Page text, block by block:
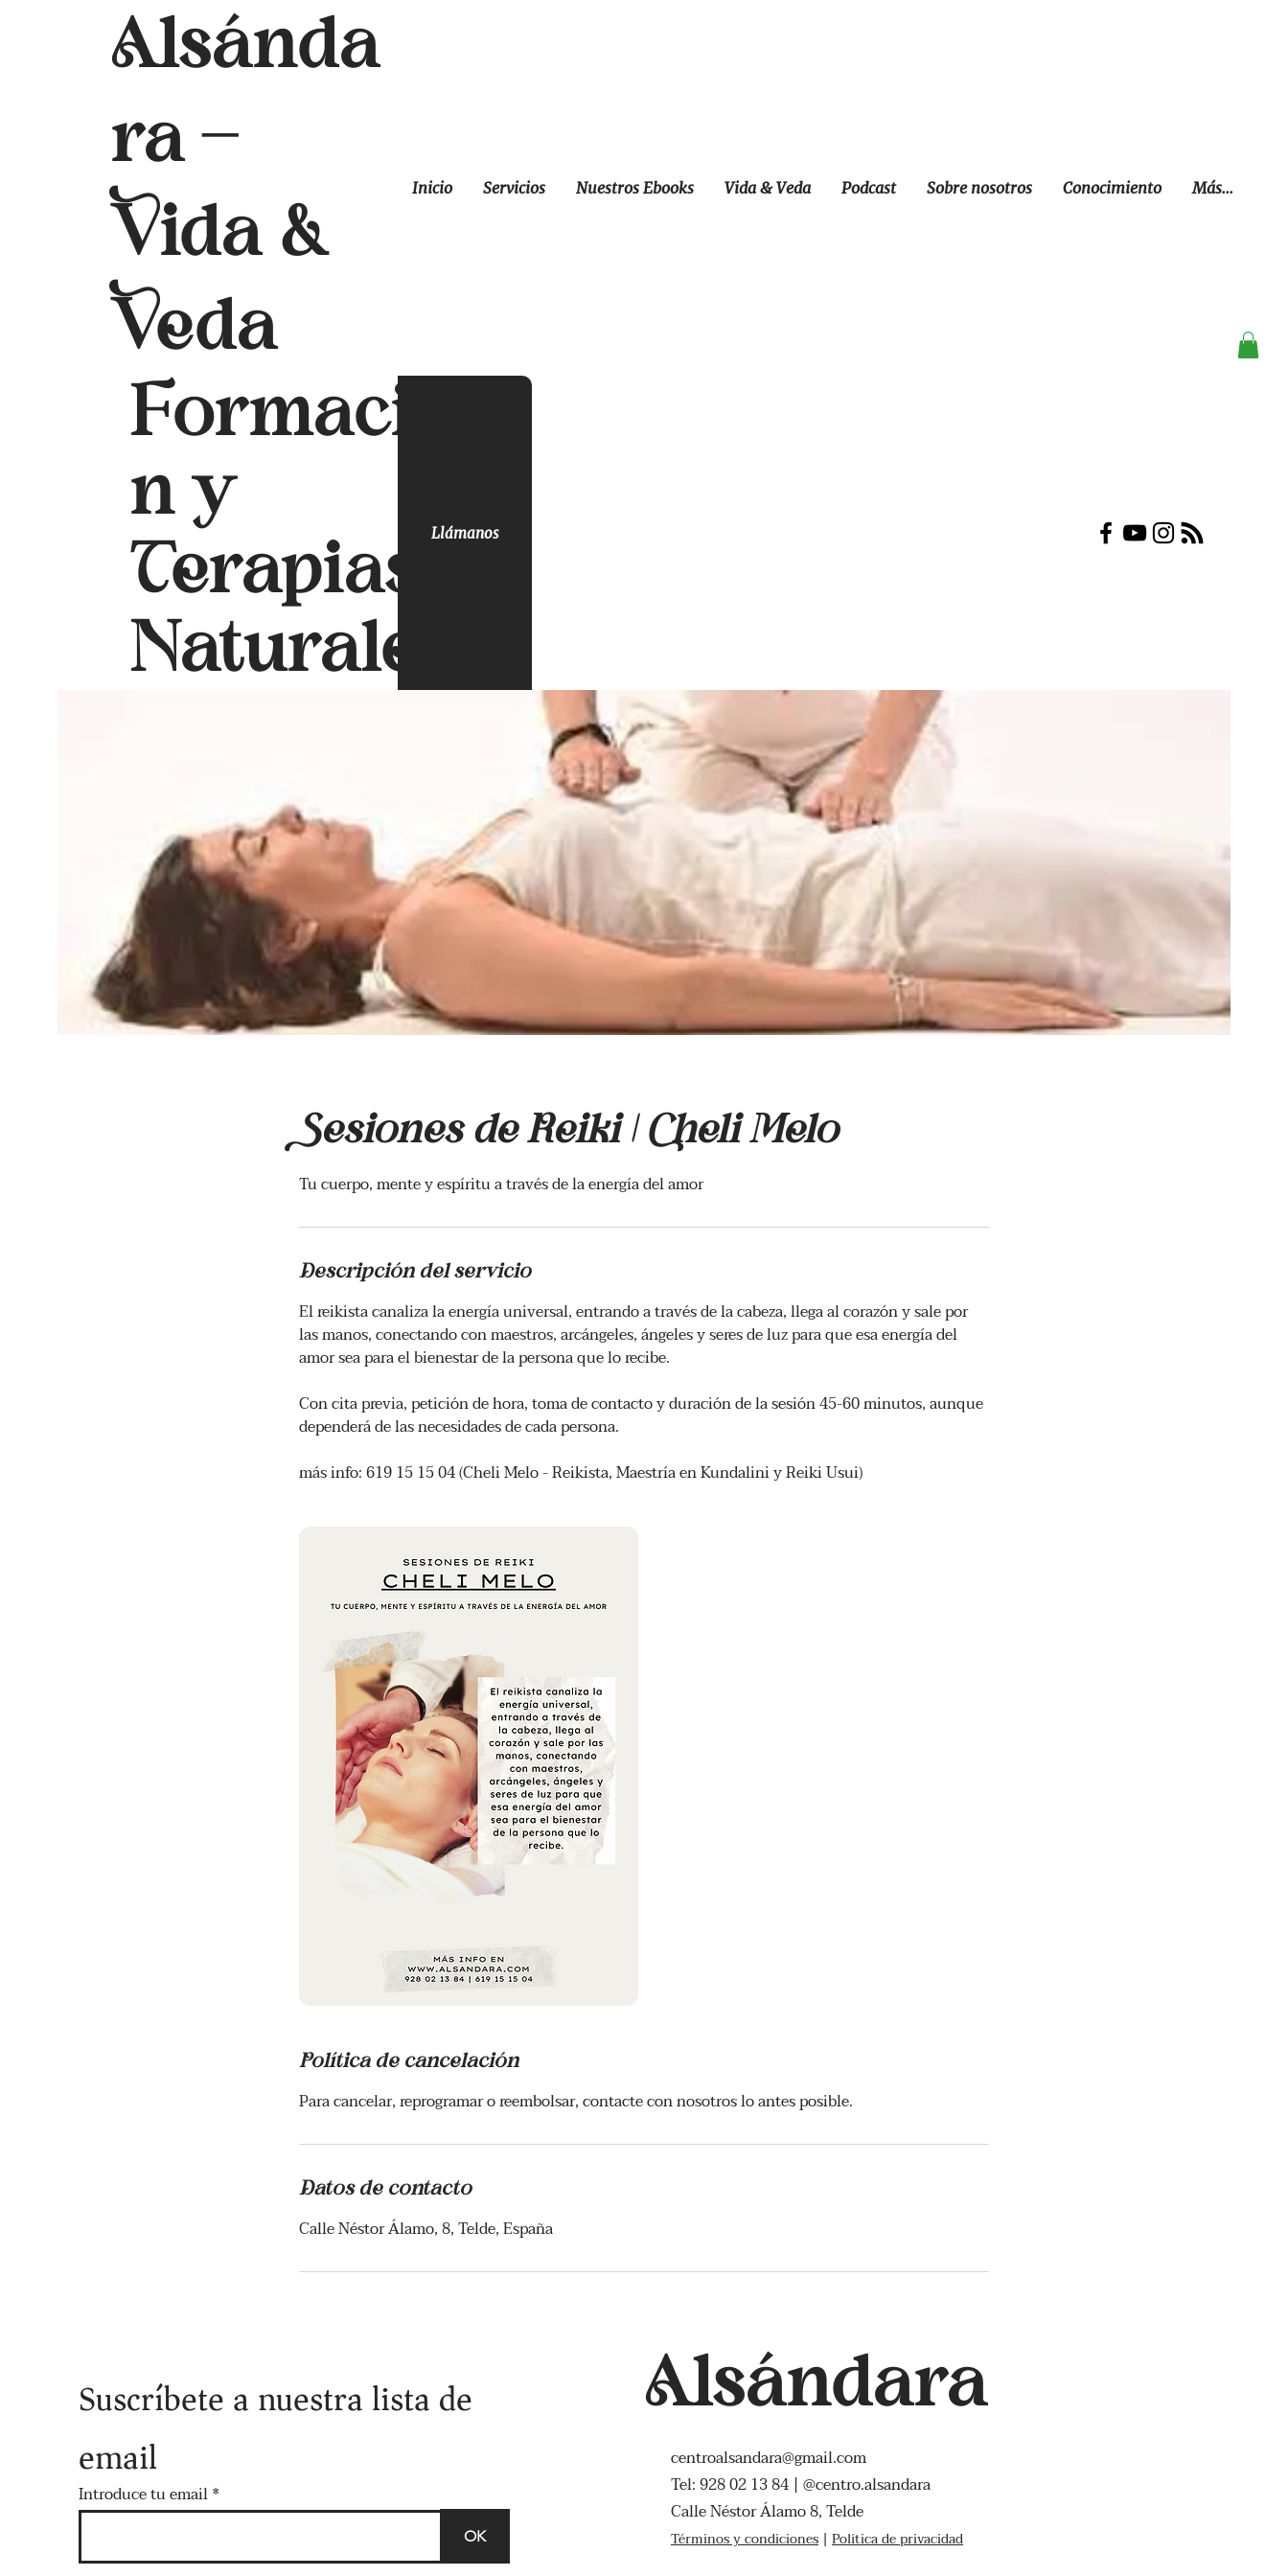
Inicio Servicios Nuestros Ebooks Vida & Veda Podcast Sobre nosotros Conocimiento Más...
Alsánda
ra-
Vida &
Veda
Formació
n y
Terapias
Naturales
Llámanos
Sesiones de Reiki | Cheli Melo
Tu cuerpo, mente y espíritu a través de la energía del amor
Descripción del servicio
El reikista canaliza la energía universal, entrando a través de la cabeza, llega al corazón y sale por
las manos, conectando con maestros, arcángeles, ángeles y seres de luz para que esa energía del
amor sea para el bienestar de la persona que lo recibe.
Con cita previa, petición de hora, toma de contacto y duración de la sesión 45-60 minutos, aunque
dependerá de las necesidades de cada persona.
más info: 619 15 15 04 (Cheli Melo - Reikista, Maestría en Kundalini y Reiki Usui)
Política de cancelación
Para cancelar, reprogramar o reembolsar, contacte con nosotros lo antes posible.
Datos de contacto
Calle Néstor Álamo, 8, Telde, España
Suscríbete a nuestra lista de
email
Introduce tu email
OK
Alsándara
centroalsandara@gmail.com
Tel: 928 02 13 84 | @centro.alsandara
Calle Néstor Álamo 8, Telde
Términos y condiciones| Política de privacidad